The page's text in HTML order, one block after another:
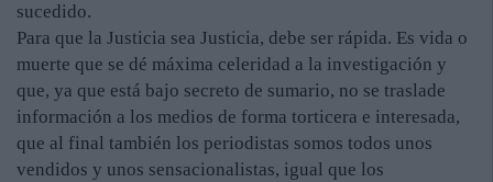
sucedido.
Para que la Justicia sea Justicia, debe ser rápida. Es vida o
muerte que se dé máxima celeridad a la investigación y
que, ya que está bajo secreto de sumario, no se traslade
información a los medios de forma torticera e interesada,
que al final también los periodistas somos todos unos
vendidos y unos sensacionalistas, igual que los